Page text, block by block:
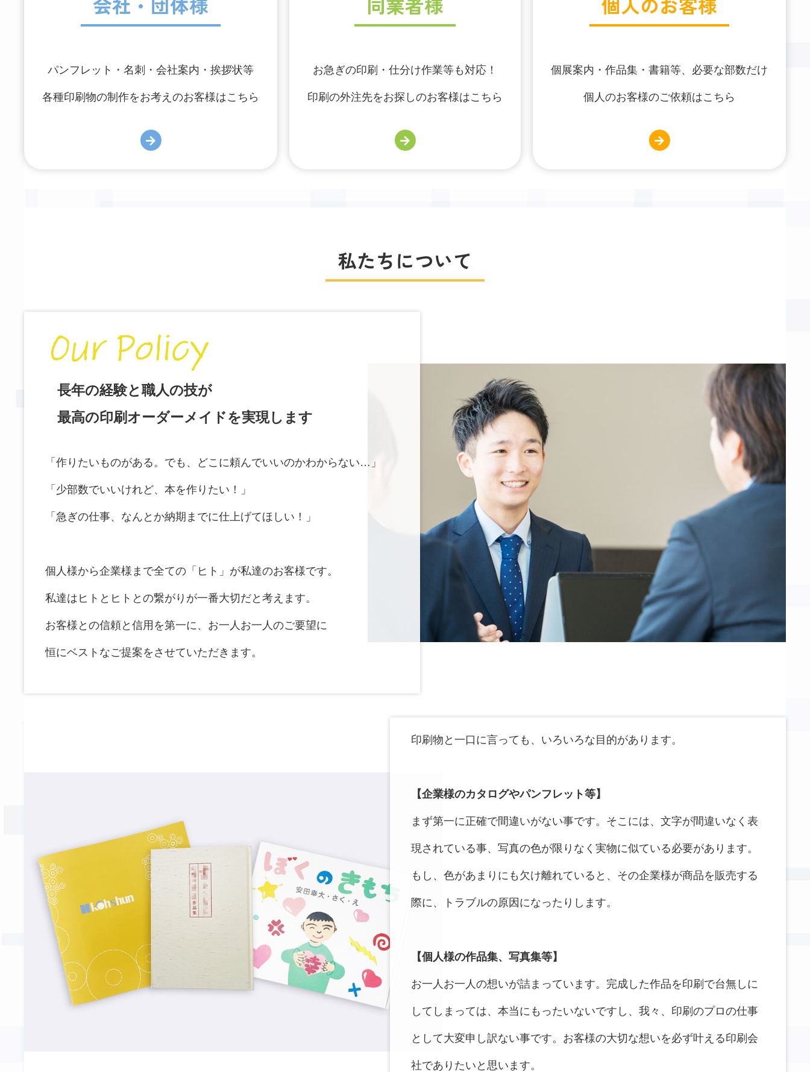
パンフレット・名刺・会社案内・挨拶状等
各種印刷物の制作をお考えのお客様はこちら
お急ぎの印刷・仕分け作業等も対応！
印刷の外注先をお探しのお客様はこちら
個展案内・作品集・書籍等、必要な部数だけ
個人のお客様のご依頼はこちら
私たちについて
長年の経験と職人の技が
最高の印刷オーダーメイドを実現します
「作りたいものがある。でも、どこに頼んでいいのかわからない…」
「少部数でいいけれど、本を作りたい！」
「急ぎの仕事、なんとか納期までに仕上げてほしい！」
個人様から企業様まで全ての「ヒト」が私達のお客様です。
私達はヒトとヒトとの繋がりが一番大切だと考えます。
お客様との信頼と信用を第一に、お一人お一人のご要望に
恒にベストなご提案をさせていただきます。
印刷物と一口に言っても、いろいろな目的があります。
【企業様のカタログやパンフレット等】
まず第一に正確で間違いがない事です。そこには、文字が間違いなく表
現されている事、写真の色が限りなく実物に似ている必要があります。
もし、色があまりにも欠け離れていると、その企業様が商品を販売する
際に、トラブルの原因になったりします。
【個人様の作品集、写真集等】
お一人お一人の想いが詰まっています。完成した作品を印刷で台無しに
してしまっては、本当にもったいないですし、我々、印刷のプロの仕事
として大変申し訳ない事です。お客様の大切な想いを必ず叶える印刷会
社でありたいと思います。